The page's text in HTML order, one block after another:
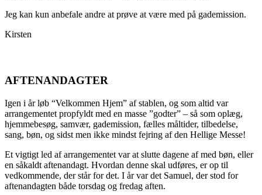
Jeg kan kun anbefale andre at prøve at være med på gademission.
Kirsten
AFTENANDAGTER
Igen i år løb “Velkommen Hjem” af stablen, og som altid var
arrangementet propfyldt med en masse ”godter” – så som oplæg,
hjemmebesøg, samvær, gademission, fælles måltider, tilbedelse,
sang, bøn, og sidst men ikke mindst fejring af den Hellige Messe!
Et vigtigt led af arrangementet var at slutte dagene af med bøn, eller
en såkaldt aftenandagt. Hvordan denne skal udføres, er op til
vedkommende, der står for det. I år var det Samuel, der stod for
aftenandagten både torsdag og fredag aften.